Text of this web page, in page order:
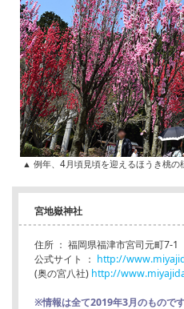
▲ 例年、4月頃見頃を迎えるほうき桃の
宮地嶽神社
住所 ： 福岡県福津市宮司元町7-1
公式サイト ： http://
(奥の宮八社) http://
※情報は全て2019年3月のものです